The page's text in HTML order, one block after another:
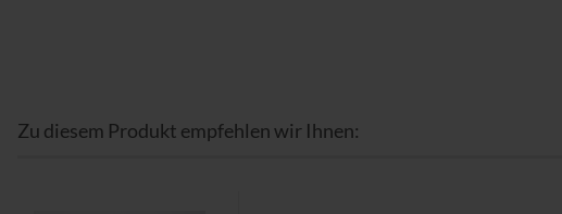
Zu diesem Produkt empfehlen wir Ihnen: